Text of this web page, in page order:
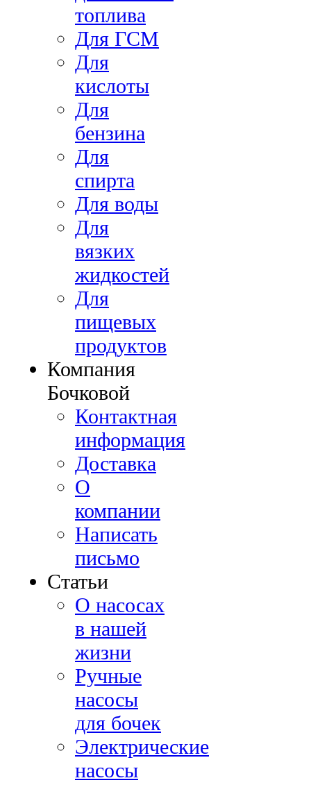
топлива
Для ГСМ
Для
кислоты
Для
бензина
Для
спирта
Для воды
Для
вязких
жидкостей
Для
пищевых
продуктов
Компания
Бочковой
Контактная
информация
Доставка
О
компании
Написать
письмо
Cтатьи
О насосах
в нашей
жизни
Ручные
насосы
для бочек
Электрические
насосы